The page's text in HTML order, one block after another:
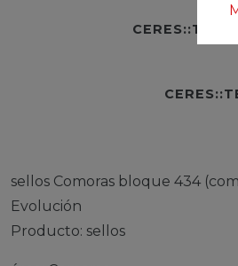
sellos Comoras bloque 434
Evolución
Producto: sellos